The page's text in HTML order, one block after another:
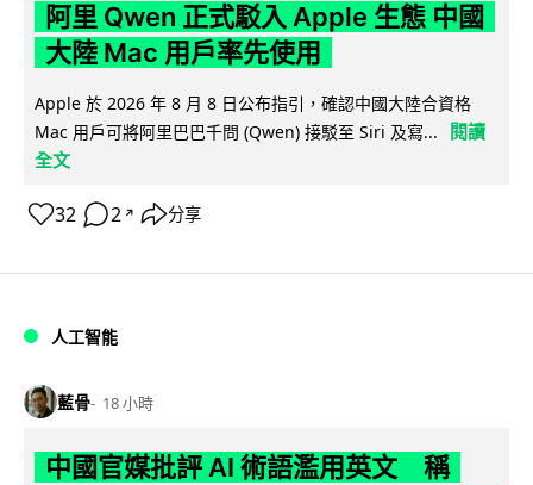
阿里 Qwen 正式駁入 Apple 生態 中國
大陸 Mac 用戶率先使用
Apple 於 2026 年 8 月 8 日公布指引，確認中國大陸合資格
Mac 用戶可將阿里巴巴千問 (Qwen) 接駁至 Siri 及寫...
閱讀
全文
32 2 ↗ 分享
人工智能
藍骨 18 小時
中國官媒批評 AI 術語濫用英文 稱